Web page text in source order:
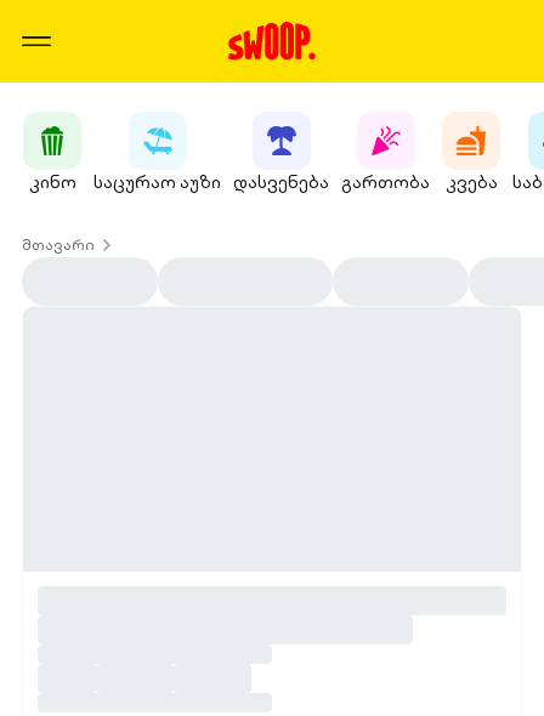
კინო საცურაო აუზი დასვენება გართობა კვება
მთავარი